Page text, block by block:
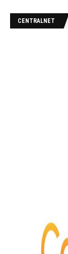
CENTRALNET